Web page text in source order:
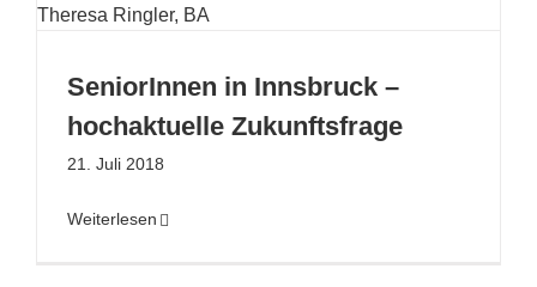
SeniorInnen in Innsbruck –
hochaktuelle Zukunftsfrage
21. Juli 2018
Weiterlesen